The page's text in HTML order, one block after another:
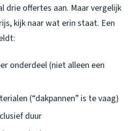
drie offertes aan. Maar vergelijk
kijk naar wat erin staat. Een
onderdeel (niet alleen een
(“dakpannen” is te vaag)
duur